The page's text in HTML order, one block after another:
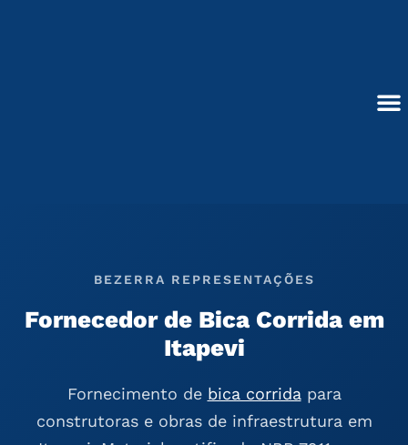
BEZERRA REPRESENTAÇÕES
Fornecedor de Bica Corrida em
Itapevi
Fornecimento de bica corridapara
construtoras e obras de infraestrutura em